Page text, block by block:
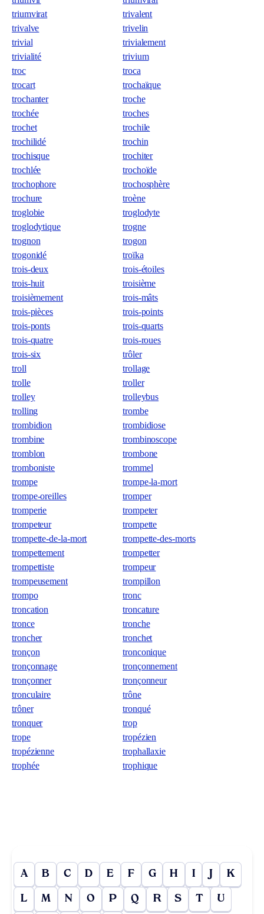
triumvirat
trivalent
trivalve
trivelin
trivial
trivialement
trivialité
trivium
troc
troca
trocart
trochaïque
trochanter
troche
trochée
troches
trochet
trochile
trochilidé
trochin
trochisque
trochiter
trochlée
trochoïde
trochophore
trochosphère
trochure
troène
troglobie
troglodyte
troglodytique
trogne
trognon
trogon
trogonidé
troïka
trois-deux
trois-étoiles
trois-huit
troisième
troisièmement
trois-mâts
trois-pièces
trois-points
trois-ponts
trois-quarts
trois-quatre
trois-roues
trois-six
trôler
troll
trollage
trolle
troller
trolley
trolleybus
trolling
trombe
trombidion
trombidiose
trombine
trombinoscope
tromblon
trombone
tromboniste
trommel
trompe
trompe-la-mort
trompe-oreilles
tromper
tromperie
trompeter
trompeteur
trompette
trompette-de-la-mort
trompette-des-morts
trompettement
trompetter
trompettiste
trompeur
trompeusement
trompillon
trompo
tronc
troncation
troncature
tronce
tronche
troncher
tronchet
tronçon
tronconique
tronçonnage
tronçonnement
tronçonner
tronçonneur
tronculaire
trône
trôner
tronqué
tronquer
trop
trope
tropézien
tropézienne
trophallaxie
trophée
trophique
A B C D E F G H I J K
L M N O P Q R S T U